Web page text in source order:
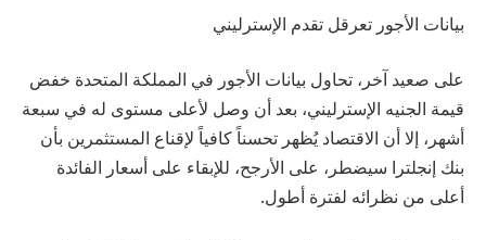
بيانات الأجور تعرقل تقدم الإسترليني
على صعيد آخر، تحاول بيانات الأجور في المملكة المتحدة خفض
قيمة الجنيه الإسترليني، بعد أن وصل لأعلى مستوى له في سبعة
أشهر، إلا أن الاقتصاد يُظهر تحسناً كافياً لإقناع المستثمرين بأن
بنك إنجلترا سيضطر، على الأرجح، للإبقاء على أسعار الفائدة
أعلى من نظرائه لفترة أطول.